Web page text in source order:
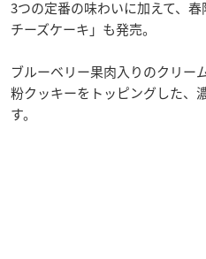
3つの定番の味わいに加えて、
チーズケーキ」も発売。
ブルーベリー果肉入りのクリー
粉クッキーをトッピングした、
す。